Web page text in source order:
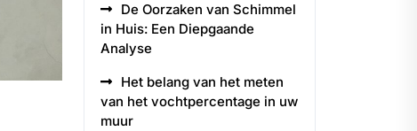
De Oorzaken van Schimmel
in Huis: Een Diepgaande
Analyse
Het belang van het meten
van het vochtpercentage in uw
muur